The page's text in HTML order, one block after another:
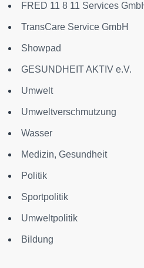
FRED 11 8 11 Services
TransCare Service GmbH
Showpad
GESUNDHEIT AKTIV e.V.
Umwelt
Umweltverschmutzung
Wasser
Medizin, Gesundheit
Politik
Sportpolitik
Umweltpolitik
Bildung